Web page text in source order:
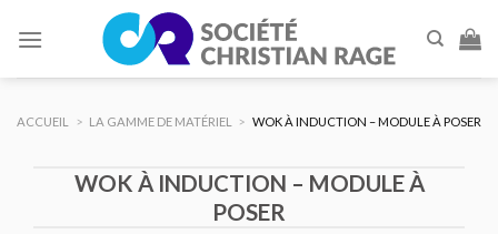
ACCUEIL > LA GAMME DE MATÉRIEL > WOK À INDUCTION – MODULE À POSER
WOK À INDUCTION – MODULE À
POSER